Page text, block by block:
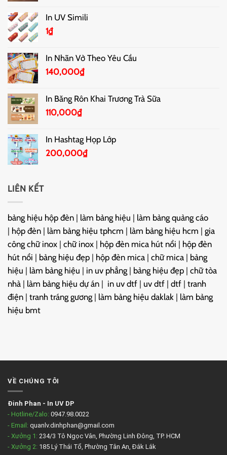
In UV Simili
1₫
In Nhãn Vở Theo Yêu Cầu
140,000₫
In Băng Rôn Khai Trương Trà Sữa
110,000₫
In Hashtag Họp Lớp
200,000₫
LIÊN KẾT
bảng hiệu hộp đèn | làm bảng hiệu | làm bảng quảng cáo
| hộp đèn | làm bảng hiệu tphcm | làm bảng hiệu hcm | gia
công chữ inox | chữ inox | hộp đèn mica hút nổi | hộp đèn
hút nổi | bảng hiệu đẹp | hộp đèn mica | chữ mica | bảng
hiệu | làm bảng hiệu | in uv phẳng | bảng hiệu đẹp | chữ tòa
nhà | làm bảng hiệu dự án | in uv dtf | uv dtf | dtf | tranh
điện | tranh tráng gương | làm bảng hiệu daklak | làm bảng
hiệu bmt
VỀ CHÚNG TÔI
Đinh Phan - In UV DP
- Hotline/Zalo: 0947.98.0022
- Email: quanlv.dinhphan@gmail.com
- Xưởng 1: 234/3 Tô Ngọc Vân, Phường Linh Đông, TP. HCM
- Xưởng 2: 185 Lý Thái Tổ, Phường Tân An, Đắk Lắk